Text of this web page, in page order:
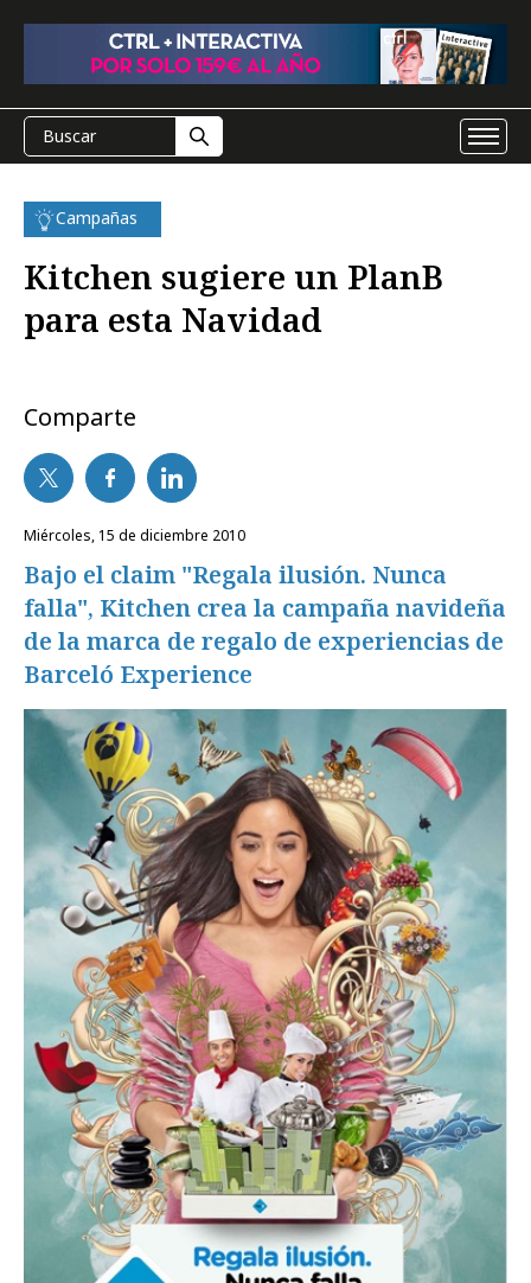
Campañas
Kitchen sugiere un PlanB
para esta Navidad
Comparte
miércoles, 15 de diciembre 2010
Bajo el claim "Regala ilusión. Nunca
falla", Kitchen crea la campaña navideña
de la marca de regalo de experiencias de
Barceló Experience